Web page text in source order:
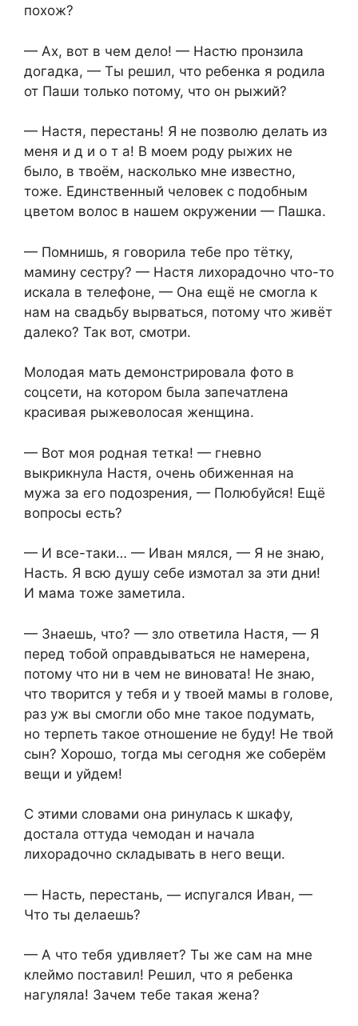
похож?
— Ах, вот в чем дело! — Настю пронзила
догадка, — Ты решил, что ребенка я родила
от Паши только потому, что он рыжий?
— Настя, перестань! Я не позволю делать из
меня и д и о т а! В моем роду рыжих не
было, в твоём, насколько мне известно,
тоже. Единственный человек с подобным
цветом волос в нашем окружении — Пашка.
— Помнишь, я говорила тебе про тётку,
мамину сестру? — Настя лихорадочно что-то
искала в телефоне, — Она ещё не смогла к
нам на свадьбу вырваться, потому что живёт
далеко? Так вот, смотри.
Молодая мать демонстрировала фото в
соцсети, на котором была запечатлена
красивая рыжеволосая женщина.
— Вот моя родная тетка! — гневно
выкрикнула Настя, очень обиженная на
мужа за его подозрения, — Полюбуйся! Ещё
вопросы есть?
— И все-таки… — Иван мялся, — Я не знаю,
Насть. Я всю душу себе измотал за эти дни!
И мама тоже заметила.
— Знаешь, что? — зло ответила Настя, — Я
перед тобой оправдываться не намерена,
потому что ни в чем не виновата! Не знаю,
что творится у тебя и у твоей мамы в голове,
раз уж вы смогли обо мне такое подумать,
но терпеть такое отношение не буду! Не твой
сын? Хорошо, тогда мы сегодня же соберём
вещи и уйдем!
С этими словами она ринулась к шкафу,
достала оттуда чемодан и начала
лихорадочно складывать в него вещи.
— Насть, перестань, — испугался Иван, —
Что ты делаешь?
— А что тебя удивляет? Ты же сам на мне
клеймо поставил! Решил, что я ребенка
нагуляла! Зачем тебе такая жена?